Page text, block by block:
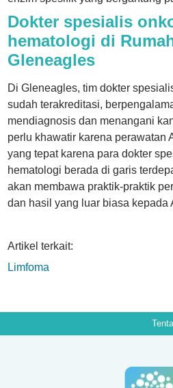
Dokter spesialis
hematologi di
Gleneagles
Di Gleneagles, tim dokter
sudah terakreditasi,
mendiagnosis dan menangani
perlu khawatir karena perawatan
yang tepat karena para dokter
hematologi berada di garis
akan membawa praktik-praktik
dan hasil yang luar biasa kepada
Artikel terkait:
Limfoma